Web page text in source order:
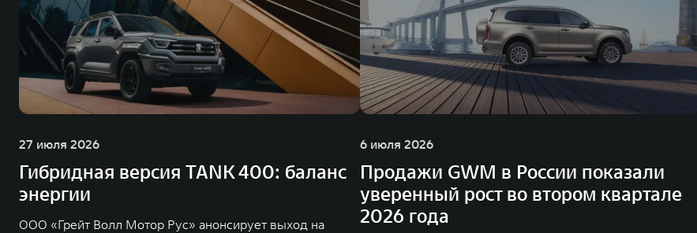
27 июля 2026
Гибридная версия TANK 400: баланс
энергии
ООО «Грейт Волл Мотор Рус» анонсирует выход на
6 июля 2026
Продажи GWM в России показали
уверенный рост во втором квартале
2026 года